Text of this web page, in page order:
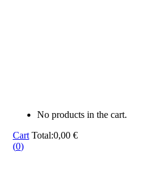
No products in the cart.
Cart Total:0,00 €
(0)